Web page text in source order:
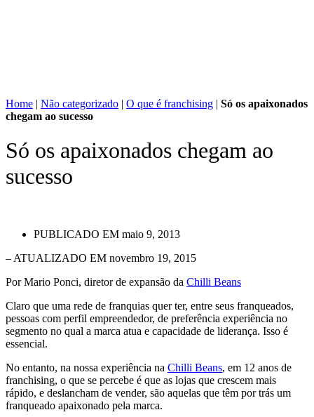
Home | Não categorizado | O que é franchising | Só os apaixonados
chegam ao sucesso
Só os apaixonados chegam ao
sucesso
PUBLICADO EM maio 9, 2013
– ATUALIZADO EM novembro 19, 2015
Por Mario Ponci, diretor de expansão da Chilli Beans
Claro que uma rede de franquias quer ter, entre seus franqueados,
pessoas com perfil empreendedor, de preferência experiência no
segmento no qual a marca atua e capacidade de liderança. Isso é
essencial.
No entanto, na nossa experiência na Chilli Beans, em 12 anos de
franchising, o que se percebe é que as lojas que crescem mais
rápido, e deslancham de vender, são aquelas que têm por trás um
franqueado apaixonado pela marca.